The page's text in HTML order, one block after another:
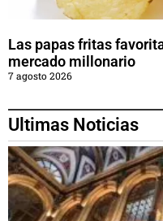
Las papas fritas
mercado millonario
7 agosto 2026
Ultimas Noticias